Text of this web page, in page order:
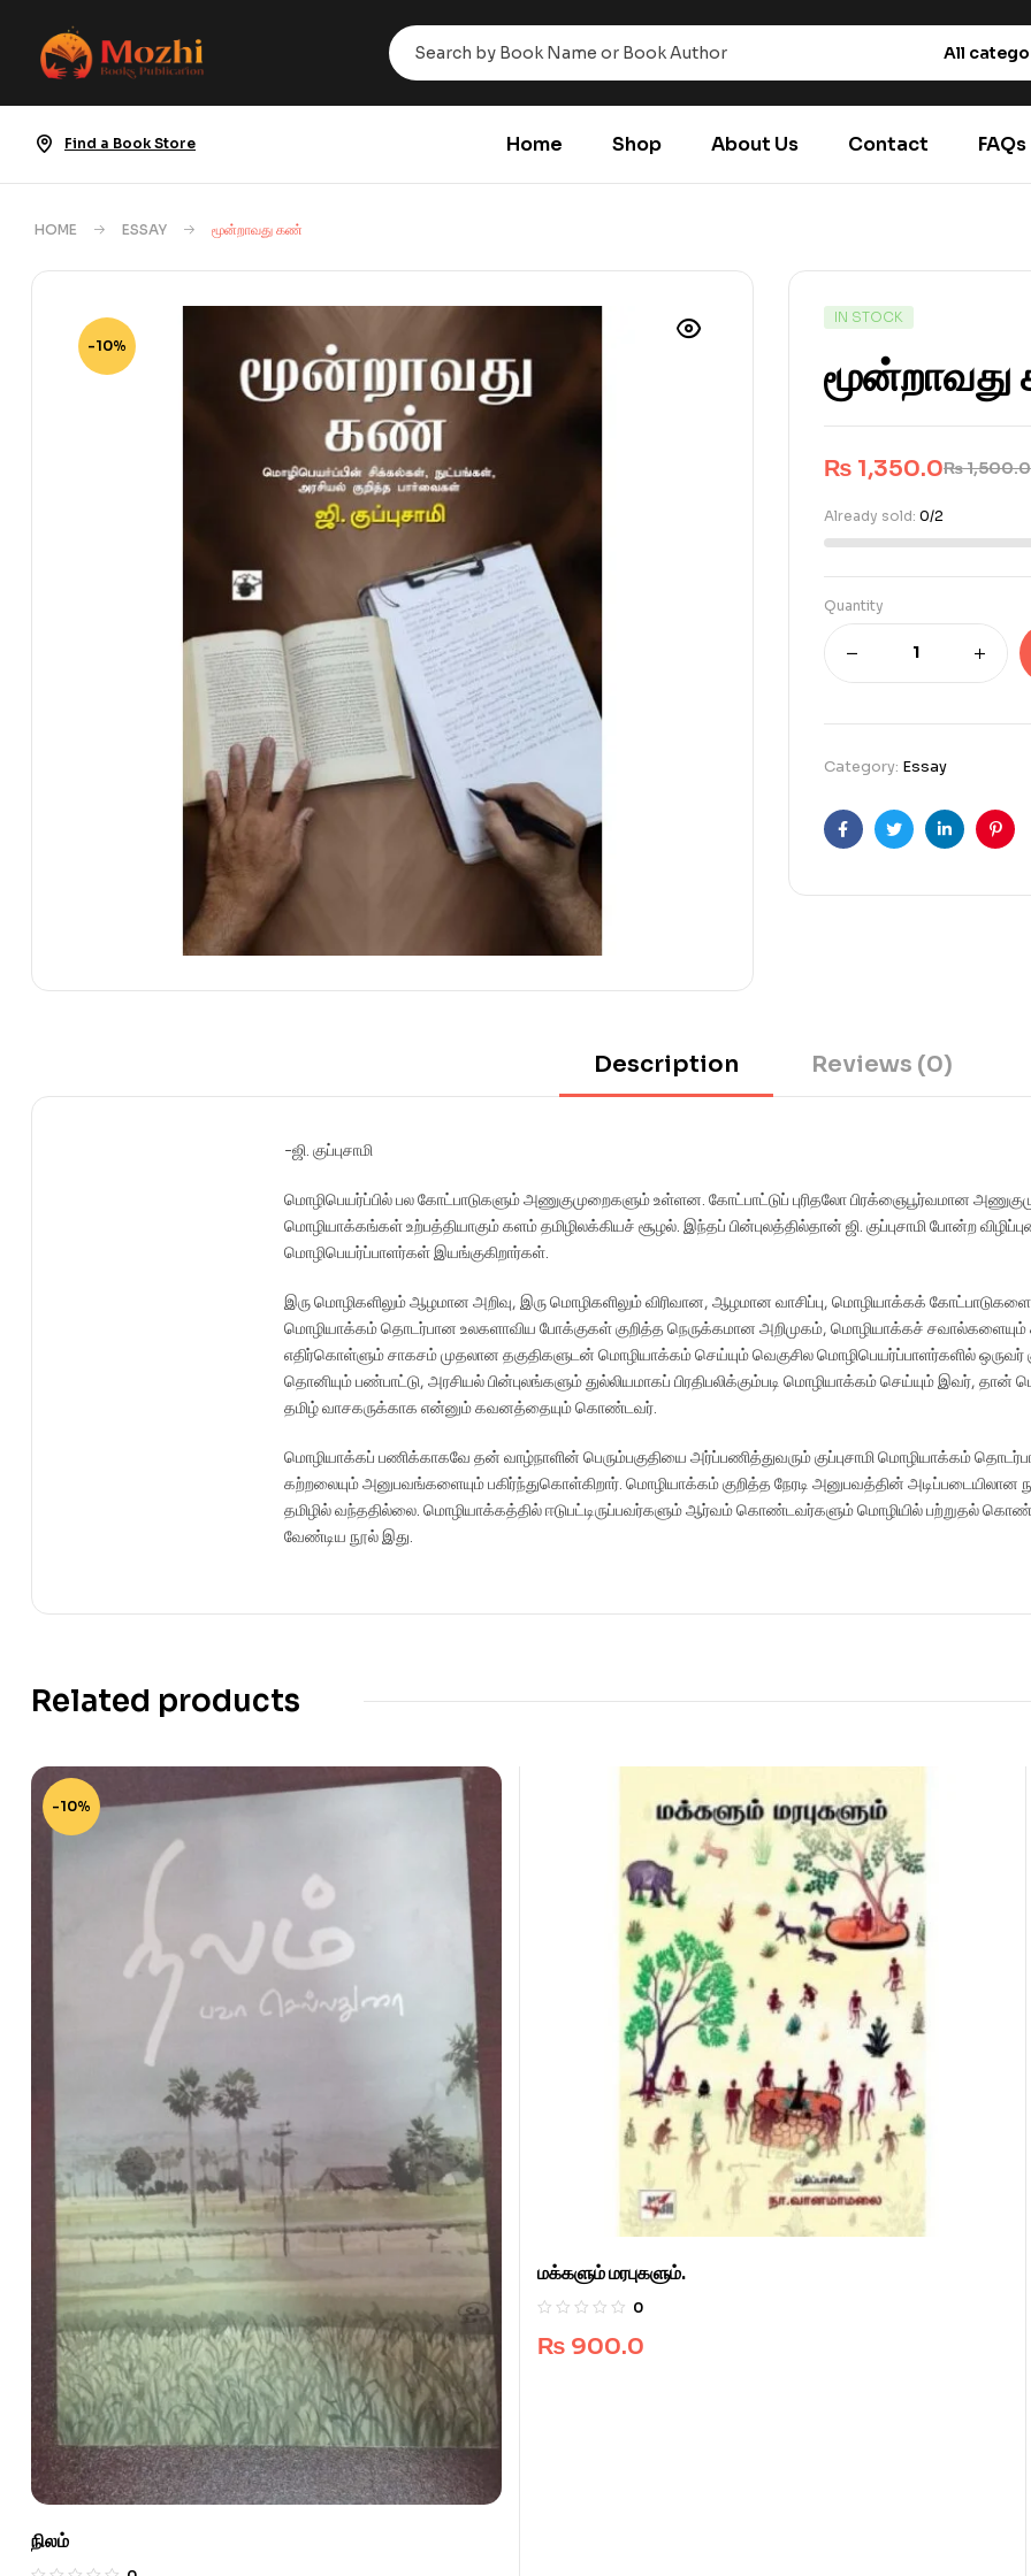
All
Find a Book Store Home Shop About Us Contact FAQs
HOME ESSAY மூன்றாவது கண்
-10%
IN STOCK
₨1,500.0
₨ 1,350.0
Already sold: 0/2
Quantity
Category: Essay
FacebookTwitterLinkedin
Description Reviews (0)
-ஜி. குப்புசாமி
மொழிபெயர்ப்பில் பல கோட்பாடுகளும் அணுகுமுறைகளும் உள்ளன. கோட்பாட்டுப் புரிதலோ பிரக்ஞைபூர்வமான
மொழியாக்கங்கள் உற்பத்தியாகும் களம் தமிழிலக்கியச் சூழல். இந்தப் பின்புலத்தில்தான் ஜி. குப்புசாமி போன்ற
மொழிபெயர்ப்பாளர்கள் இயங்குகிறார்கள்.
இரு மொழிகளிலும் ஆழமான அறிவு, இரு மொழிகளிலும் விரிவான, ஆழமான வாசிப்பு, மொழியாக்கக்
மொழியாக்கம் தொடர்பான உலகளாவிய போக்குகள் குறித்த நெருக்கமான அறிமுகம், மொழியாக்கச் சவால்களையும்
எதிர்கொள்ளும் சாகசம் முதலான தகுதிகளுடன் மொழியாக்கம் செய்யும் வெகுசில மொழிபெயர்ப்பாளர்களில் ஒருவர்
தொனியும் பண்பாட்டு, அரசியல் பின்புலங்களும் துல்லியமாகப் பிரதிபலிக்கும்படி மொழியாக்கம் செய்யும் இவர், தான்
தமிழ் வாசகருக்காக என்னும் கவனத்தையும் கொண்டவர்.
மொழியாக்கப் பணிக்காகவே தன் வாழ்நாளின் பெரும்பகுதியை அர்ப்பணித்துவரும் குப்புசாமி மொழியாக்கம்
கற்றலையும் அனுபவங்களையும் பகிர்ந்துகொள்கிறார். மொழியாக்கம் குறித்த நேரடி அனுபவத்தின்
தமிழில் வந்ததில்லை. மொழியாக்கத்தில் ஈடுபட்டிருப்பவர்களும் ஆர்வம் கொண்டவர்களும் மொழியில் பற்றுதல்
வேண்டிய நூல் இது.
Related products
-10%
நிலம்
மக்களும் மரபுகளும்.
0
₨ 900.0